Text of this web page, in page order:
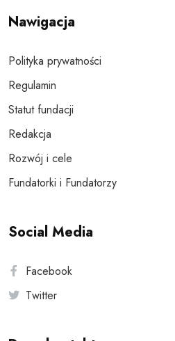
Nawigacja
Polityka prywatności
Regulamin
Statut fundacji
Redakcja
Rozwój i cele
Fundatorki i Fundatorzy
Social Media
Facebook
Twitter